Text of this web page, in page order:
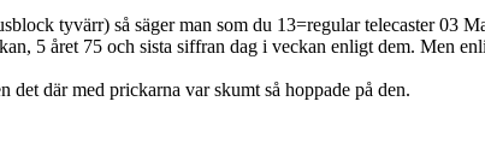
tyvärr) så säger man som du 13=regular telecaster 03
5 året 75 och sista siffran dag i veckan enligt dem. Men
där med prickarna var skumt så hoppade på den.